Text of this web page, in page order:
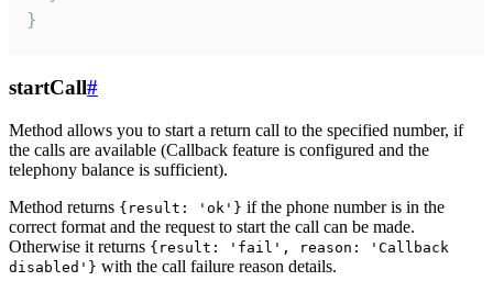
}
startCall#
Method allows you to start a return call to the specified number, if
the calls are available (Callback feature is configured and the
telephony balance is sufficient).
Method returns {result: 'ok'} if the phone number is in the
correct format and the request to start the call can be made.
Otherwise it returns {result: 'fail', reason: 'Callback
disabled'} with the call failure reason details.